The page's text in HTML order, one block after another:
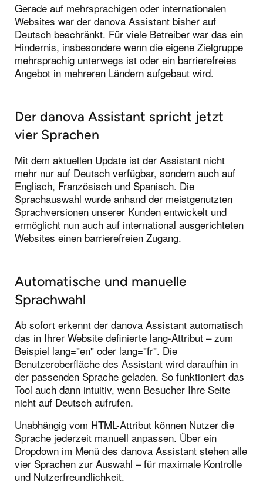
Gerade auf mehrsprachigen oder internationalen
Websites war der danova Assistant bisher auf
Deutsch beschränkt. Für viele Betreiber war das ein
Hindernis, insbesondere wenn die eigene Zielgruppe
mehrsprachig unterwegs ist oder ein barrierefreies
Angebot in mehreren Ländern aufgebaut wird.
Der danova Assistant spricht jetzt
vier Sprachen
Mit dem aktuellen Update ist der Assistant nicht
mehr nur auf Deutsch verfügbar, sondern auch auf
Englisch, Französisch und Spanisch. Die
Sprachauswahl wurde anhand der meistgenutzten
Sprachversionen unserer Kunden entwickelt und
ermöglicht nun auch auf international ausgerichteten
Websites einen barrierefreien Zugang.
Automatische und manuelle
Sprachwahl
Ab sofort erkennt der danova Assistant automatisch
das in Ihrer Website definierte lang-Attribut – zum
Beispiel lang="en" oder lang="fr". Die
Benutzeroberfläche des Assistant wird daraufhin in
der passenden Sprache geladen. So funktioniert das
Tool auch dann intuitiv, wenn Besucher Ihre Seite
nicht auf Deutsch aufrufen.
Unabhängig vom HTML-Attribut können Nutzer die
Sprache jederzeit manuell anpassen. Über ein
Dropdown im Menü des danova Assistant stehen alle
vier Sprachen zur Auswahl – für maximale Kontrolle
und Nutzerfreundlichkeit.